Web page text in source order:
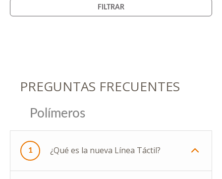
FILTRAR
PREGUNTAS FRECUENTES
Polímeros
1 ¿Qué es la nueva Línea Táctil?